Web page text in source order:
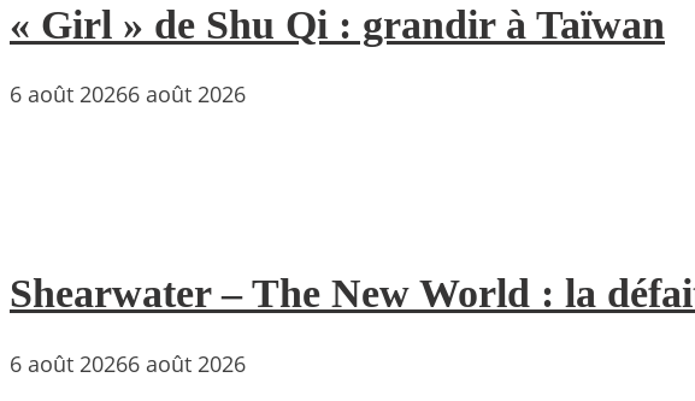
« Girl » de Shu Qi : grandir à Taïwan
6 août 20266 août 2026
Shearwater – The New World : la
6 août 20266 août 2026